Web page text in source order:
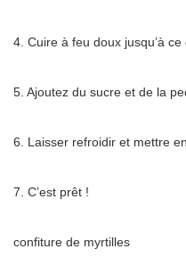
4. Cuire à feu doux jusqu’à
5. Ajoutez du sucre et de la
6. Laisser refroidir et mettre
7. C’est prêt !
confiture de myrtilles